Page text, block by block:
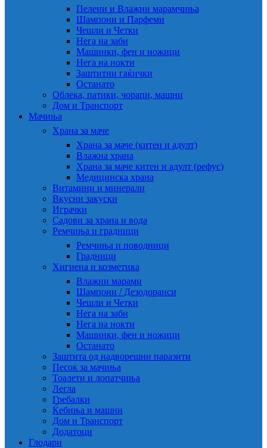
Пелени и Влажни марамчиња
Шампони и Парфеми
Чешли и Четки
Нега на заби
Машинки, фен и ножици
Нега на нокти
Заштитни гаќички
Останато
Облека, патики, чорапи, машни
Дом и Транспорт
Мачиња
Храна за маче
Храна за маче (китен и адулт)
Влажна храна
Храна за маче китен и адулт (рефус)
Медицинска храна
Витамини и минерали
Вкусни закуски
Играчки
Садови за храна и вода
Ремчиња и градници
Ремчиња и поводници
Градници
Хигиена и козметика
Влажни марами
Шампони / Дезодоранси
Чешли и Четки
Нега на заби
Нега на нокти
Машинки, фен и ножици
Останато
Заштита од надворешни паразити
Песок за мачиња
Тоалети и лопатчиња
Легла
Гребалки
Ќебиња и машни
Дом и Транспорт
Додатоци
Глодари